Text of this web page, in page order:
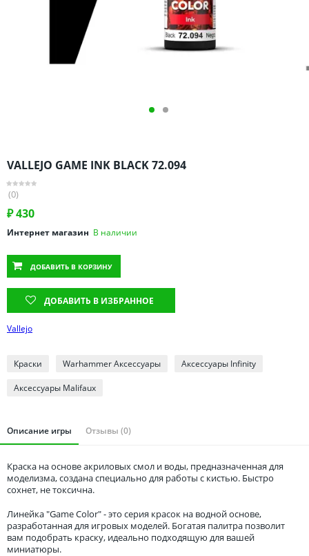
Оренбургская область
Пензенская область
Пермский край
Саратовская область
Свердловская область
Смоленская область
Ставропольский край
Татарстан
Тверская область
Томская область
Тюменская область
VALLEJO GAME INK BLACK 72.094
(0)
₽430
Интернет магазин В наличии
ДОБАВИТЬ В КОРЗИНУ
ДОБАВИТЬ В ИЗБРАННОЕ
Vallejo
Краски Warhammer Аксессуары Аксессуары Infinity
Аксессуары Malifaux
Описание игры Отзывы (0)
Краска на основе акриловых смол и воды, предназначенная для
моделизма, создана специально для работы с кистью. Быстро
сохнет, не токсична.
Линейка "Game Color" - это серия красок на водной основе,
разработанная для игровых моделей. Богатая палитра позволит
вам подобрать краску, идеально подходящую для вашей
миниатюры.